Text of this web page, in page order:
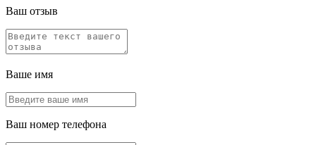
Ваш отзыв
Ваше имя
Ваш номер телефона